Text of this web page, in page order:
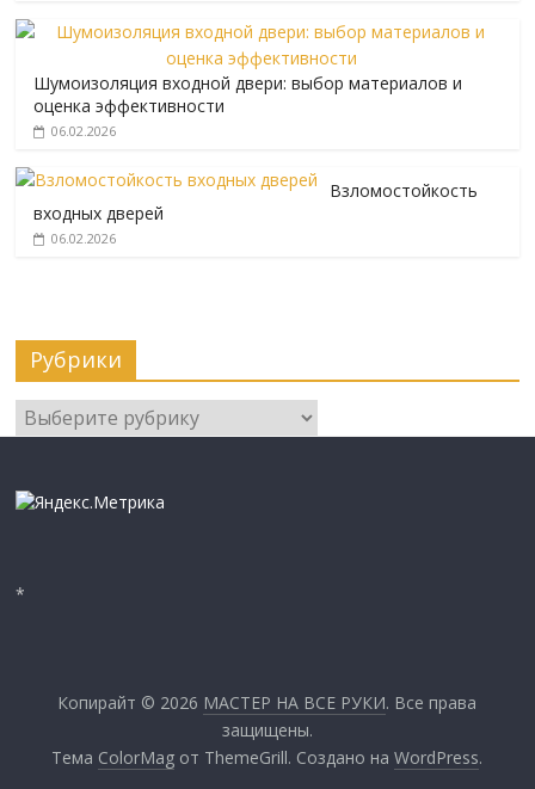
Шумоизоляция входной двери: выбор материалов и
оценка эффективности
06.02.2026
Взломостойкость
входных дверей
06.02.2026
Рубрики
Рубрики
*
Копирайт © 2026 МАСТЕР НА ВСЕ РУКИ. Все права
защищены.
Тема ColorMag от ThemeGrill. Создано наWordPress.